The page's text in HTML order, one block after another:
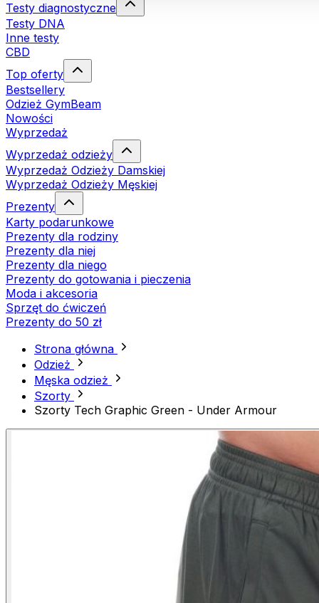
Testy diagnostyczne
Testy DNA
Inne testy
CBD
Top oferty
Bestsellery
Odzież GymBeam
Nowości
Wyprzedaż
Wyprzedaż odzieży
Wyprzedaż Odzieży Damskiej
Wyprzedaż Odzieży Męskiej
Prezenty
Karty podarunkowe
Prezenty dla rodziny
Prezenty dla niej
Prezenty dla niego
Prezenty do gotowania i pieczenia
Moda i akcesoria
Sprzęt do ćwiczeń
Prezenty do 50 zł
Strona główna
Odzież
Męska odzież
Szorty
Szorty Tech Graphic Green - Under Armour